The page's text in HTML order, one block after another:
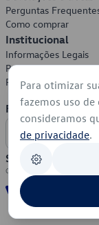
Perguntas
Como comprar
Institucional
Informações Legais
Política de
Política de Cookies
Formas de
Segurança
Para otimizar
fazemos uso
consideramos
de privacidade.